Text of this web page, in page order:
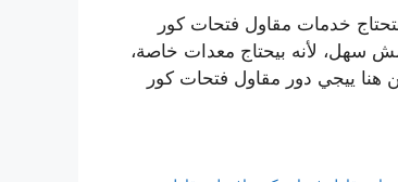
خدمات مقاول فتحات كور
سهل، لأنه بيحتاج معدات خاصة،
ييجي دور مقاول فتحات كور